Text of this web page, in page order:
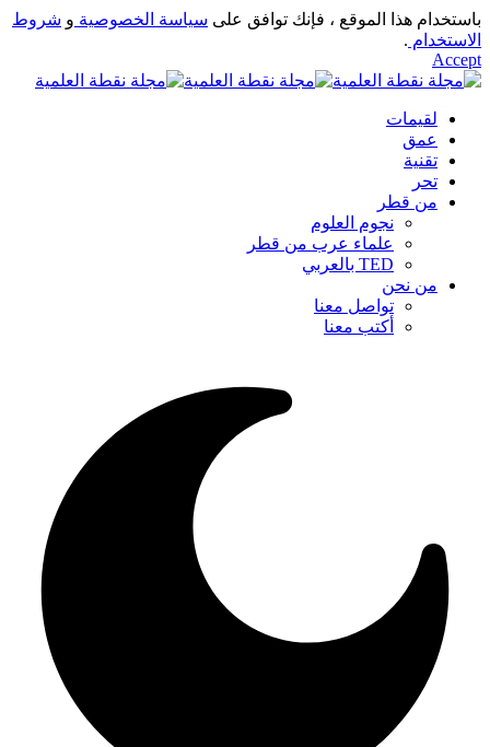
باستخدام هذا الموقع ، فإنك توافق على سياسة الخصوصية و شروط
الاستخدام .
Accept
لقيمات
عمق
تقنية
تحر
من قطر
نجوم العلوم
علماء عرب من قطر
TED بالعربي
من نحن
تواصل معنا
أكتب معنا